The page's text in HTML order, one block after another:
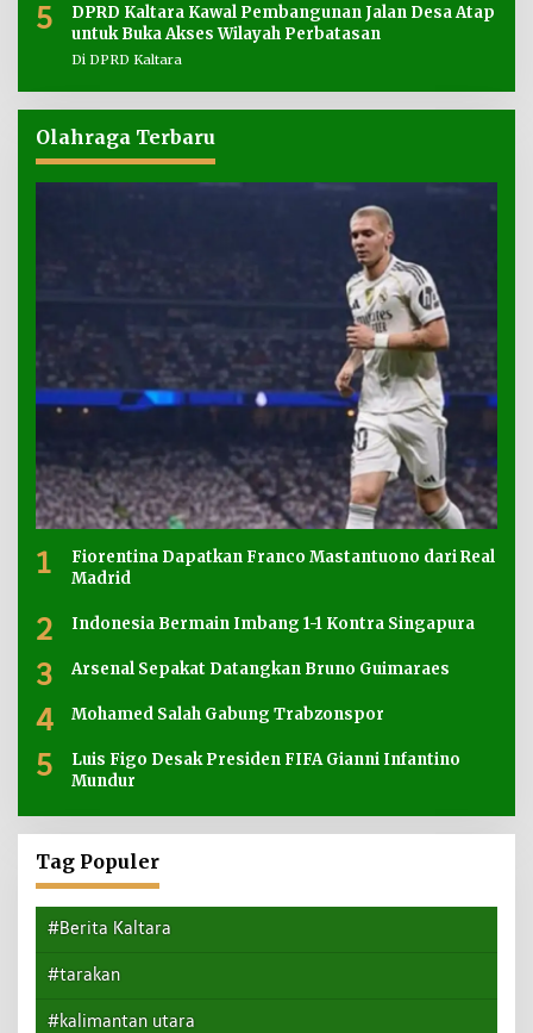
5
DPRD Kaltara Kawal Pembangunan Jalan Desa Atap
untuk Buka Akses Wilayah Perbatasan
Di DPRD Kaltara
Olahraga Terbaru
1
Fiorentina Dapatkan Franco Mastantuono dari Real
Madrid
2 Indonesia Bermain Imbang 1-1 Kontra Singapura
3 Arsenal Sepakat Datangkan Bruno Guimaraes
4 Mohamed Salah Gabung Trabzonspor
5
Luis Figo Desak Presiden FIFA Gianni Infantino
Mundur
Tag Populer
#Berita Kaltara
#tarakan
#kalimantan utara